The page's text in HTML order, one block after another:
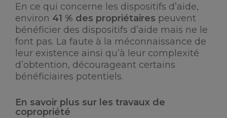
En ce qui concerne les dispositifs d’aide,
environ 41 % des propriétaires peuvent
bénéficier des dispositifs d’aide mais ne le
font pas. La faute à la méconnaissance de
leur existence ainsi qu’à leur complexité
d’obtention, décourageant certains
bénéficiaires potentiels.
En savoir plus sur les travaux de
copropriété